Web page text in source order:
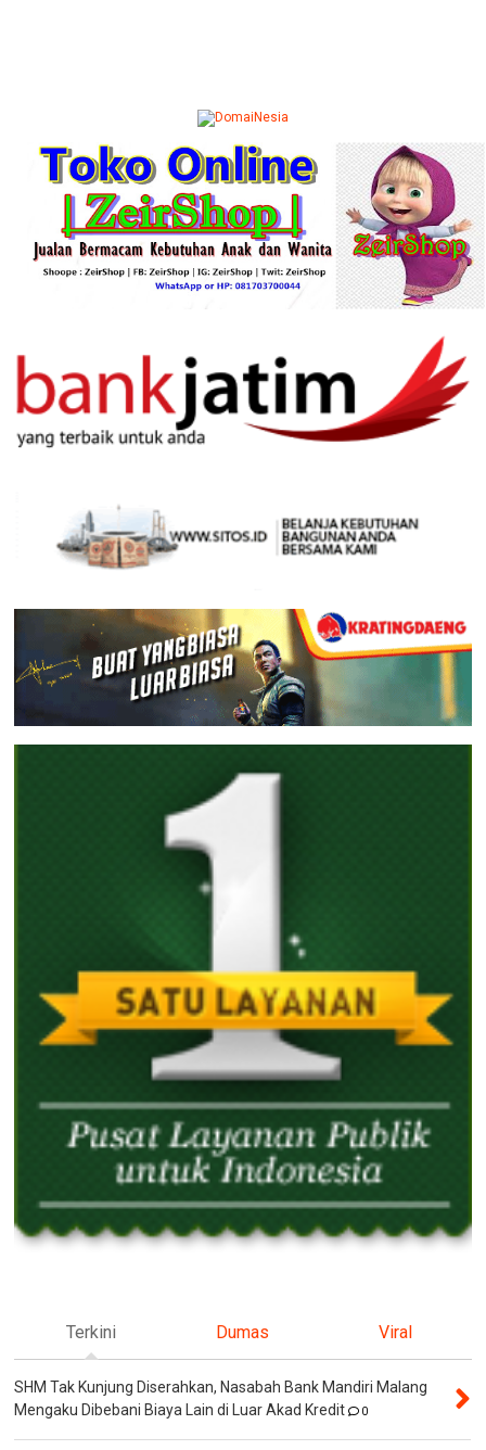
Terkini Dumas Viral
SHM Tak Kunjung Diserahkan, Nasabah Bank Mandiri Malang
Mengaku Dibebani Biaya Lain di Luar Akad Kredit
0